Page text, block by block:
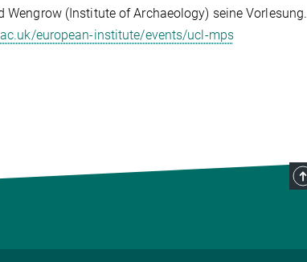
(Institute of Archaeology) seine Vorlesung.
european-institute/events/ucl-mps